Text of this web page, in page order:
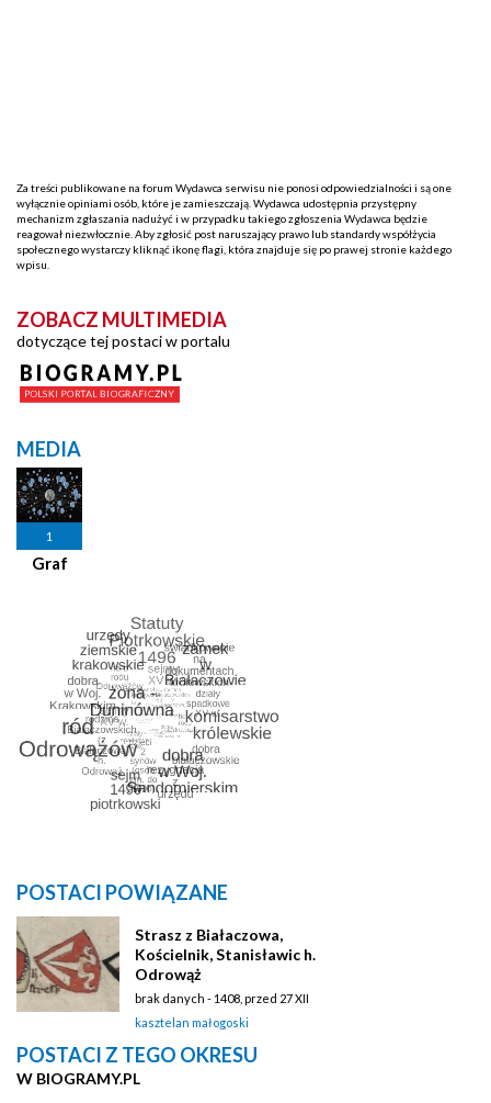
Za treści publikowane na forum Wydawca serwisu nie ponosi odpowiedzialności i są one
wyłącznie opiniami osób, które je zamieszczają. Wydawca udostępnia przystępny
mechanizm zgłaszania nadużyć i w przypadku takiego zgłoszenia Wydawca będzie
reagował niezwłocznie. Aby zgłosić post naruszający prawo lub standardy współżycia
społecznego wystarczy kliknąć ikonę flagi, która znajduje się po prawej stronie każdego
wpisu.
ZOBACZ MULTIMEDIA
dotyczące tej postaci w portalu
MEDIA
1
Graf
POSTACI POWIĄZANE
Strasz z Białaczowa,
Kościelnik, Stanisławic h.
Odrowąż
brak danych - 1408, przed 27 XII
kasztelan małogoski
POSTACI Z TEGO OKRESU
W BIOGRAMY.PL